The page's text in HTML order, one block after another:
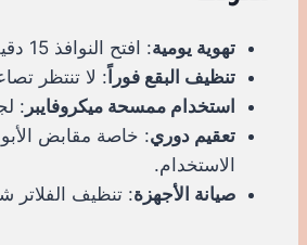
تهوية يومية: افتح النوافذ 15 دقيقة صباحاً.
تنظيف البقع فوراً: لا تنتظر
استخدام ممسحة ميكروفايبر :
تعقيم دوري: خاصة مقابض
الاستخدام.
صيانة الأجهزة: تنظيف الفلاتر